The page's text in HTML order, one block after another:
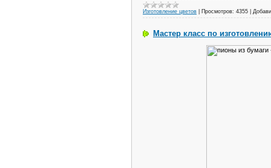
Изготовление цветов Просмотров: 4355
Мастер класс по